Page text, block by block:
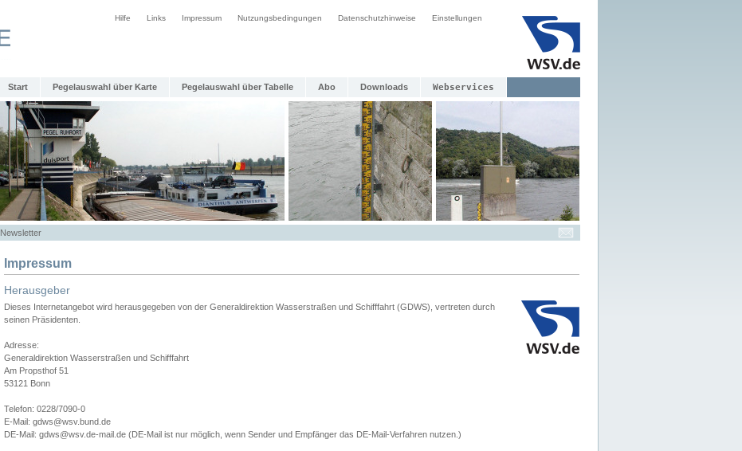
Hilfe Links Impressum Nutzungsbedingungen Datenschutzhinweise Einstellungen
Start Pegelauswahl über Karte Pegelauswahl über Tabelle Abo Downloads Webservices
Newsletter
Impressum
Herausgeber
Dieses Internetangebot wird herausgegeben von der Generaldirektion Wasserstraßen und Schifffahrt (GDWS), vertreten durch
seinen Präsidenten.
Adresse:
Generaldirektion Wasserstraßen und Schifffahrt
Am Propsthof 51
53121 Bonn
Telefon: 0228/7090-0
E-Mail: gdws@wsv.bund.de
DE-Mail: gdws@wsv.de-mail.de (DE-Mail ist nur möglich, wenn Sender und Empfänger das DE-Mail-Verfahren nutzen.)